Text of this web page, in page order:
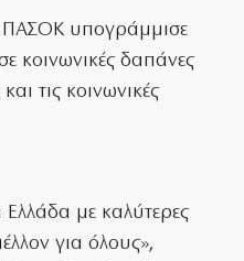
ΠΑΣΟΚ υπογράμμισε
κοινωνικές δαπάνες
τις κοινωνικές
Ελλάδα με καλύτερες
για όλους»,